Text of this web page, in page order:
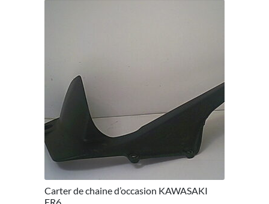
Carter de chaine d’occasion KAWASAKI